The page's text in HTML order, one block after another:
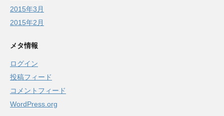
2015年3月
2015年2月
メタ情報
ログイン
投稿フィード
コメントフィード
WordPress.org